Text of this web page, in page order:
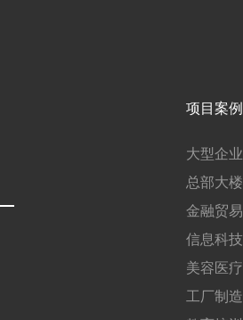
项目案例
大型企业
总部大楼
金融贸易
信息科技
美容医疗
工厂制造